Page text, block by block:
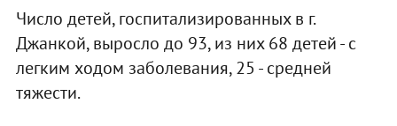
Число детей, госпитализированных в г.
Джанкой, выросло до 93, из них 68 детей - с
легким ходом заболевания, 25 - средней
тяжести.